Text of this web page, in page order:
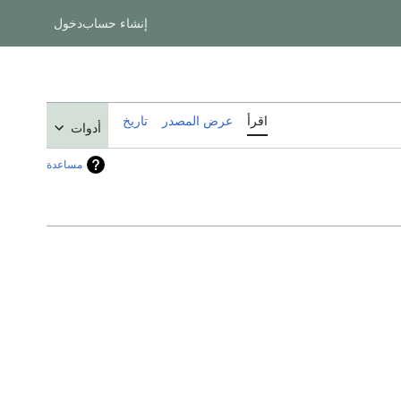
إنشاء حسابدخول
اقرأ عرض المصدر تاريخ أدوات
مساعدة